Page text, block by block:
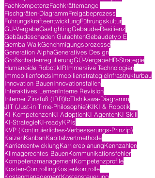
FachkompetenzFachkräftemangel
Fischgräten-DiagrammFreigabeprozess
FührungskräfteentwicklungFührungskultur
GU-VergabeGaslightingGebäude-Resilienz
Gebäudeschaden GutachtenGebäudetyp E
Gemba-WalkGenehmigungsprozesse
Generation AlphaGeneratives Design
GroßschadenregulierungGÜ-VergabeHR-Strategie
Humanoide RobotikIRImmersive Technologien
ImmobilienfondsImmobilienstrategieInfrastrukturbau
Innovation BauenInnovationsfallen
Interaktives LernenInterne Revision
Interner Zinsfuß (IRR)IoTIshikawa-Diagramm
JIT (Just-in Time-Philosophie)KIKI & Robotik
KI KompetenzenKI-AdoptionKI-AgentenKI-Skill
KI-StrategieKI-readyKPIs
KVP (Kontinuierliches-Verbesserungs-Prinzip)
KaizenKanbanKapitalwertmethode
KarriereentwicklungKarriereplanungKennzahlen
Klimagerechtes BauenKommunikationsfehler
KompetenzmanagementKompetenzprofile
Kosten-ControllingKostenkontrolle